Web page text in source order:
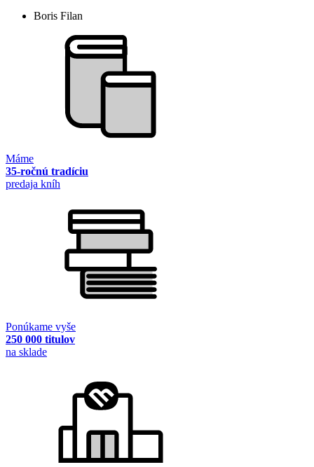
Boris Filan
Máme
35-ročnú tradíciu
predaja kníh
Ponúkame vyše
250 000 titulov
na sklade